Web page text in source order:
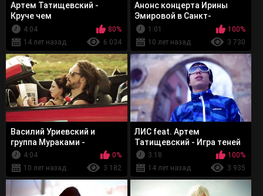
Артем Татищевский -
Круче чем
4:04
80%
14 лет назад
6 034
Анонс концерта Ирины
Эмировой в Санкт-
Петербурге. 27 февраля,
клуб А2.
1:01
100%
10 лет назад
3 730
Василий Уриевский и
группа Мураками -
Пальцем в небо
4:04
0%
10 лет назад
3 182
ЛИС feat. Артем
Татищевский - Игра теней
3:18
100%
14 лет назад
3 935